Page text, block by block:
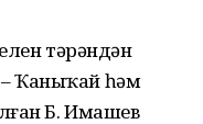
тә­рән­дән
– Ҡа­ныҡай һәм
Б. Имашев